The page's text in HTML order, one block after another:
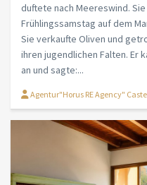
duftete nach Meereswind.
Frühlingssamstag auf dem
Sie verkaufte Oliven und
ihren jugendlichen Falten. Er
an und sagte:...
Agentur"Horus RE Agency"